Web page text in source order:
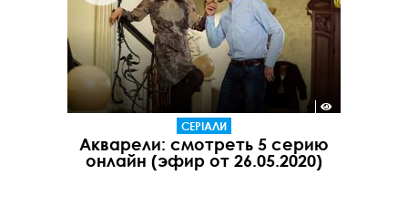
СЕРІАЛИ
Акварели: смотреть 5 серию
онлайн (эфир от 26.05.2020)